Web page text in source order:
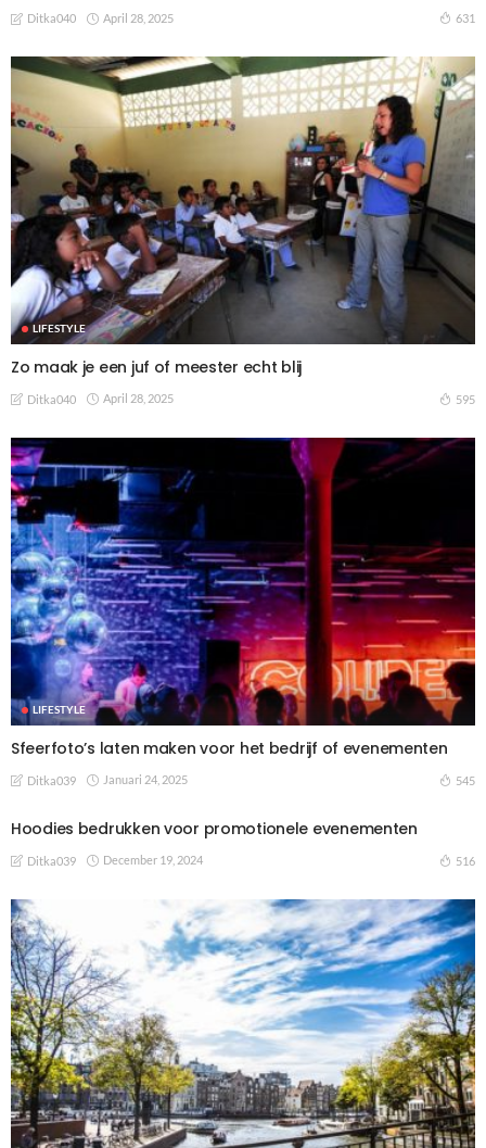
Ditka040 April 28, 2025 631
LIFESTYLE
Zo maak je een juf of meester echt blij
Ditka040 April 28, 2025 595
LIFESTYLE
Sfeerfoto’s laten maken voor het bedrijf of evenementen
Ditka039 Januari 24, 2025 545
Hoodies bedrukken voor promotionele evenementen
Ditka039 December 19, 2024 516